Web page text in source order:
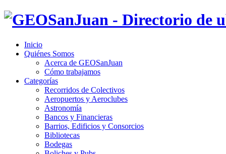
Inicio
Quiénes Somos
Acerca de GEOSanJuan
Cómo trabajamos
Categorías
Recorridos de Colectivos
Aeropuertos y Aeroclubes
Astronomía
Bancos y Financieras
Barrios, Edificios y Consorcios
Bibliotecas
Bodegas